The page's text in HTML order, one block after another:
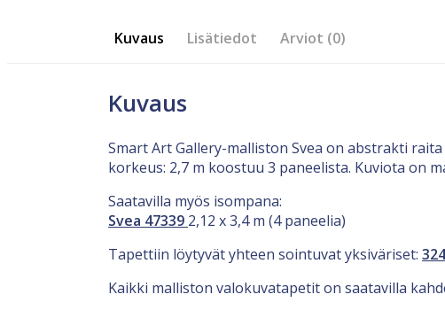
Kuvaus Lisätiedot Arviot (0)
Kuvaus
Smart Art Gallery-malliston Svea on abstrakti
korkeus: 2,7 m koostuu 3 paneelista. Kuviota on
Saatavilla myös isompana:
Svea 47339 2,12 x 3,4 m (4 paneelia)
Tapettiin löytyvät yhteen sointuvat yksiväriset:
Kaikki malliston valokuvatapetit on saatavilla